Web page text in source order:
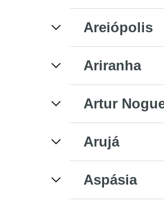
Areiópolis
Ariranha
Artur
Arujá
Aspásia